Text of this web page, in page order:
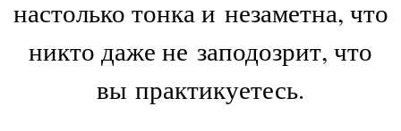
настолько тонка и незаметна, что
никто даже не заподозрит, что
вы практикуетесь.